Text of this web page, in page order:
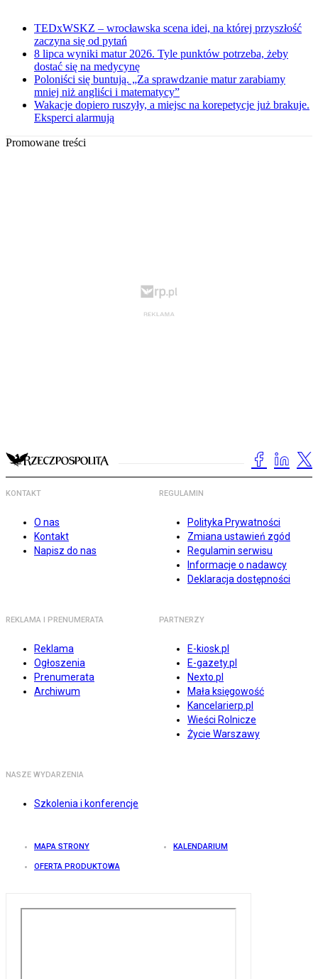
TEDxWSKZ – wrocławska scena idei, na której przyszłość
zaczyna się od pytań
8 lipca wyniki matur 2026. Tyle punktów potrzeba, żeby
dostać się na medycynę
Poloniści się buntują. „Za sprawdzanie matur zarabiamy
mniej niż angliści i matematycy”
Wakacje dopiero ruszyły, a miejsc na korepetycje już brakuje.
Eksperci alarmują
Promowane treści
KONTAKT
O nas
Kontakt
Napisz do nas
REGULAMIN
Polityka Prywatności
Zmiana ustawień zgód
Regulamin serwisu
Informacje o nadawcy
Deklaracja dostępności
REKLAMA I PRENUMERATA
Reklama
Ogłoszenia
Prenumerata
Archiwum
PARTNERZY
E-kiosk.pl
E-gazety.pl
Nexto.pl
Mała księgowość
Kancelarierp.pl
Wieści Rolnicze
Życie Warszawy
NASZE WYDARZENIA
Szkolenia i konferencje
MAPA STRONY KALENDARIUM
OFERTA PRODUKTOWA